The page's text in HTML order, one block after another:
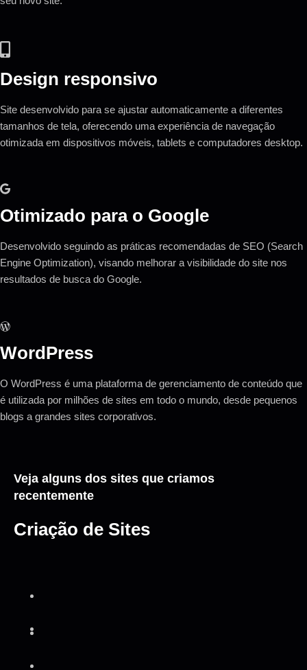
Design responsivo
Site desenvolvido para se ajustar automaticamente a diferentes
tamanhos de tela, oferecendo uma experiência de navegação
otimizada em dispositivos móveis, tablets e computadores desktop.
Otimizado para o Google
Desenvolvido seguindo as práticas recomendadas de SEO (Search
Engine Optimization), visando melhorar a visibilidade do site nos
resultados de busca do Google.
WordPress
O WordPress é uma plataforma de gerenciamento de conteúdo que
é utilizada por milhões de sites em todo o mundo, desde pequenos
blogs a grandes sites corporativos.
Veja alguns dos sites que criamos
recentemente
Criação de Sites